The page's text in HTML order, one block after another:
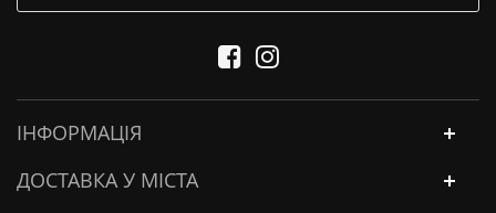
ІНФОРМАЦІЯ
ДОСТАВКА У МІСТА